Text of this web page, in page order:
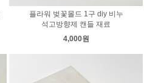
플라워 벚꽃몰드 1구 diy 비누
석고방향제 캔들 재료
4,000원